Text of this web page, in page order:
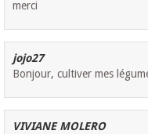
merci
jojo27
Bonjour, cultiver mes
VIVIANE MOLERO